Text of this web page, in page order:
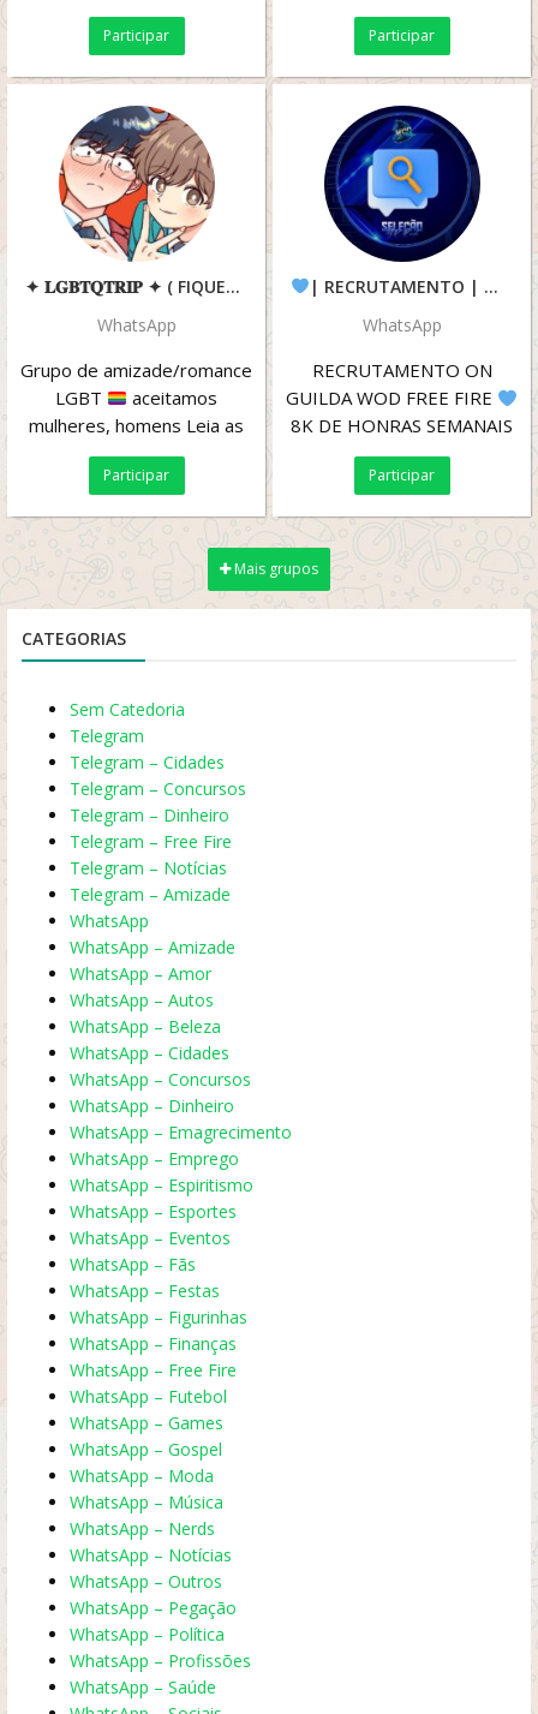
Participar
grupo com novas
oportunidades para hoje! O
Participar
✦ 𝐋𝐆𝐁𝐓𝐐𝐓𝐑𝐈𝐏 ✦ ( FIQUEM NESSE )
WhatsApp
Grupo de amizade/romance
LGBT
aceitamos
mulheres, homens Leia as
regras! Por favor
Participar
| RECRUTAMENTO | WOD E-SPORTS |
WhatsApp
RECRUTAMENTO ON
GUILDA WOD FREE FIRE
8K DE HONRAS SEMANAIS
PATENTE MESTRE 1
PRA CIMA
TROCA NICK
Participar
Mais grupos
CATEGORIAS
Sem Catedoria
Telegram
Telegram – Cidades
Telegram – Concursos
Telegram – Dinheiro
Telegram – Free Fire
Telegram – Notícias
Telegram – Amizade
WhatsApp
WhatsApp – Amizade
WhatsApp – Amor
WhatsApp – Autos
WhatsApp – Beleza
WhatsApp – Cidades
WhatsApp – Concursos
WhatsApp – Dinheiro
WhatsApp – Emagrecimento
WhatsApp – Emprego
WhatsApp – Espiritismo
WhatsApp – Esportes
WhatsApp – Eventos
WhatsApp – Fãs
WhatsApp – Festas
WhatsApp – Figurinhas
WhatsApp – Finanças
WhatsApp – Free Fire
WhatsApp – Futebol
WhatsApp – Games
WhatsApp – Gospel
WhatsApp – Moda
WhatsApp – Música
WhatsApp – Nerds
WhatsApp – Notícias
WhatsApp – Outros
WhatsApp – Pegação
WhatsApp – Política
WhatsApp – Profissões
WhatsApp – Saúde